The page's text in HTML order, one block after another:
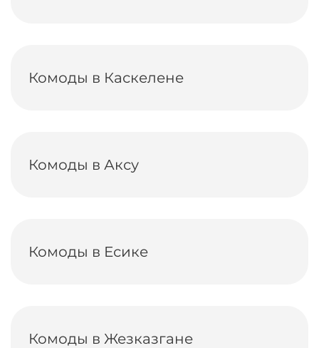
Комоды в Каскелене
Комоды в Аксу
Комоды в Есике
Комоды в Жезказгане